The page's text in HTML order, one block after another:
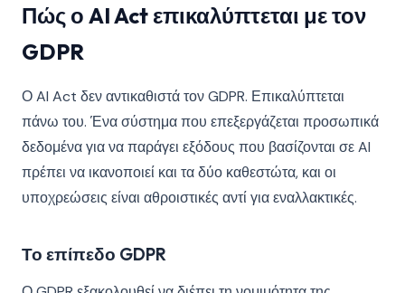
Πώς ο AI Act επικαλύπτεται με τον
GDPR
Ο AI Act δεν αντικαθιστά τον GDPR. Επικαλύπτεται
πάνω του. Ένα σύστημα που επεξεργάζεται προσωπικά
δεδομένα για να παράγει εξόδους που βασίζονται σε AI
πρέπει να ικανοποιεί και τα δύο καθεστώτα, και οι
υποχρεώσεις είναι αθροιστικές αντί για εναλλακτικές.
Το επίπεδο GDPR